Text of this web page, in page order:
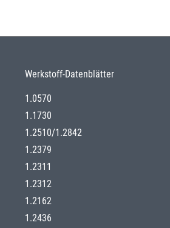
Werkstoff-Datenblätter
1.0570
1.1730
1.2510/1.2842
1.2379
1.2311
1.2312
1.2162
1.2436